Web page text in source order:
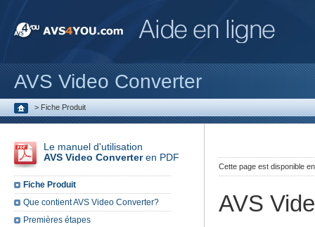
AVS Video Converter
> Fiche Produit
Cette page est disponible
AVS
Le manuel d'utilisation
AVS Video Converteren PDF
Fiche Produit
Que contient AVS Video Converter?
Premières étapes